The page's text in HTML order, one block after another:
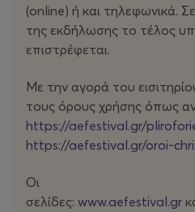
μεσοπολεμικής και
λογοτεχνίας. Πρόκειται για
αφήγηση πολλαπλών
αδράνεια, η παράλυση της
μπρος στην πραγματικότητα
αμφιλεγόμενους
μικρό μα πυκνό υπαρξιακό
άλλους επιβάτες.
(οnline) ή και τηλεφωνικά.
της εκδήλωσης το τέλος
επιστρέφεται.
Με την αγορά του
τους όρους χρήσης όπως
https://aefestival.gr/
https://aefestival.gr/oroi-
Οι
σελίδες: www.aefestival.gr